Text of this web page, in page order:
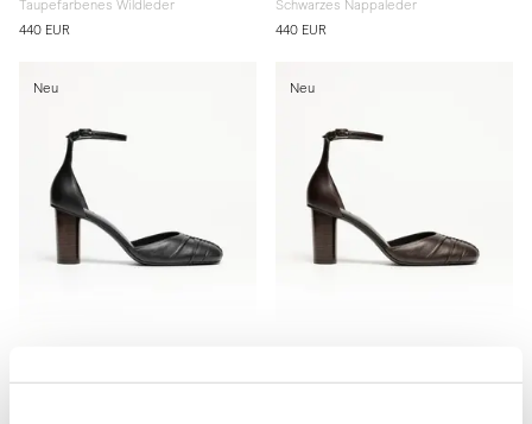
Taupefarbenes Wildleder
440 EUR
Schwarzes Nappaleder
440 EUR
Neu Neu